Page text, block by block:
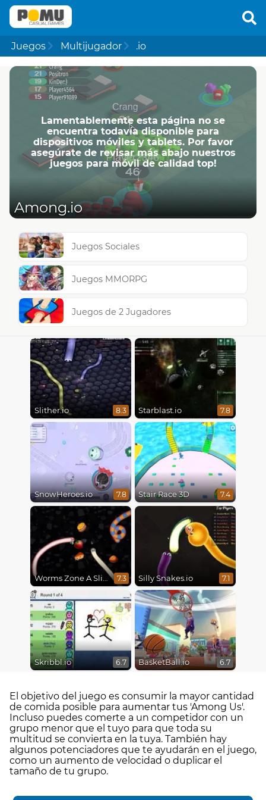
Juegos Multijugador .io
Lamentablemente esta página no se
encuentra todavía disponible para
dispositivos móviles y tablets. Por favor
asegúrate de revisar más abajo nuestros
juegos para móvil de calidad top!
Among.io
Juegos Sociales
Juegos MMORPG
Juegos de 2 Jugadores
Slither.io 8.3 Starblast.io 7.8
SnowHeroes.io 7.8 Stair Race 3D 7.4
Worms Zone A Slithery Snake 7.3 Silly Snakes.io 7.1
Skribbl.io 6.7 BasketBall.io 6.7
El objetivo del juego es consumir la mayor cantidad
de comida posible para aumentar tus 'Among Us'.
Incluso puedes comerte a un competidor con un
grupo menor que el tuyo para que toda su
multitud se convierta en la tuya. También hay
algunos potenciadores que te ayudarán en el juego,
como un aumento de velocidad o duplicar el
tamaño de tu grupo.